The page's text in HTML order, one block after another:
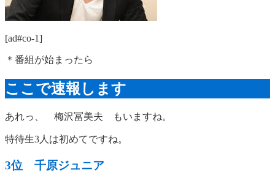
[ad#co-1]
＊番組が始まったら
ここで速報します
あれっ、 梅沢冨美夫 もいますね。
特待生3人は初めてですね。
3位 千原ジュニア